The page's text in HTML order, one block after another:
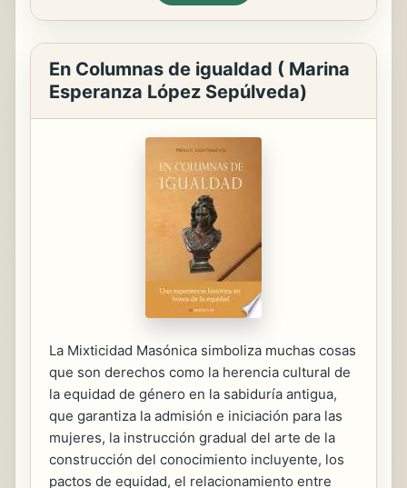
En Columnas de igualdad ( Marina
Esperanza López Sepúlveda)
La Mixticidad Masónica simboliza muchas cosas
que son derechos como la herencia cultural de
la equidad de género en la sabiduría antigua,
que garantiza la admisión e iniciación para las
mujeres, la instrucción gradual del arte de la
construcción del conocimiento incluyente, los
pactos de equidad, el relacionamiento entre